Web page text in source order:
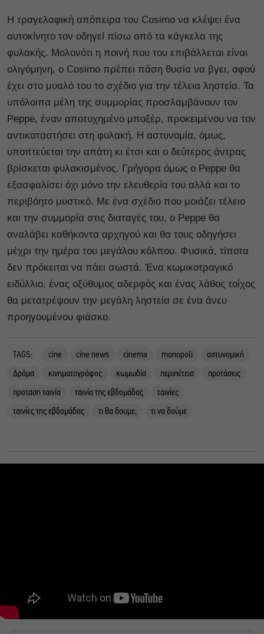
Η τραγελαφική απόπειρα του Cosimo να κλέψει ένα
αυτοκίνητο τον οδηγεί πίσω από τα κάγκελα της
φυλακής. Μολονότι η ποινή που του επιβάλλεται είναι
ολιγόμηνη, ο Cosimo πρέπει πάση θυσία να βγει, αφού
έχει στο μυαλό του το σχέδιο για την τέλεια ληστεία. Τα
υπόλοιπα μέλη της συμμορίας προσλαμβάνουν τον
Peppe, έναν αποτυχημένο μποξέρ, προκειμένου να τον
αντικαταστήσει στη φυλακή. Η αστυνομία, όμως,
υποπτεύεται την απάτη κι έτσι και ο δεύτερος άντρας
βρίσκεται φυλακισμένος. Γρήγορα όμως ο Peppe θα
εξασφαλίσει όχι μόνο την ελευθερία του αλλά και το
περιβόητο μυστικό. Με ένα σχέδιο που μοιάζει τέλειο
και την συμμορία στις διαταγές του, ο Peppe θα
αναλάβει καθήκοντα αρχηγού και θα τους οδηγήσει
μέχρι την ημέρα του μεγάλου κόλπου. Φυσικά, τίποτα
δεν πρόκειται να πάει σωστά. Ένα κωμικοτραγικό
ειδύλλιο, ένας οξύθυμος αδερφός και ένας λάθος τοίχος
θα μετατρέψουν την μεγάλη ληστεία σε ένα άνευ
προηγουμένου φιάσκο.
TAGS: cine cine news cinema monopoli
αστυνομική
Δράμα
κινηματογράφος κωμωδία περιπέτεια
προτάσεις
προταση ταινία
ταινία της εβδομάδας
ταινίες
ταινίες της εβδομάδας
τι θα δουμε; τι να δούμε